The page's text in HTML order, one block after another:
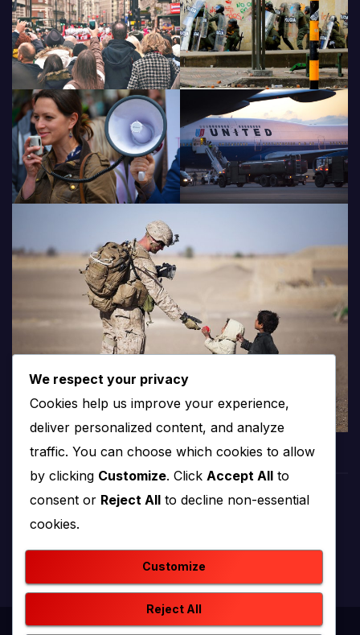
produkcija i emitiranje tv programa
We respect your privacy
Cookies help us improve your experience,
deliver personalized content, and analyze
traffic. You can choose which cookies to allow
by clicking Customize. Click Accept All to
consent or Reject All to decline non-essential
cookies.
Customize
Reject All